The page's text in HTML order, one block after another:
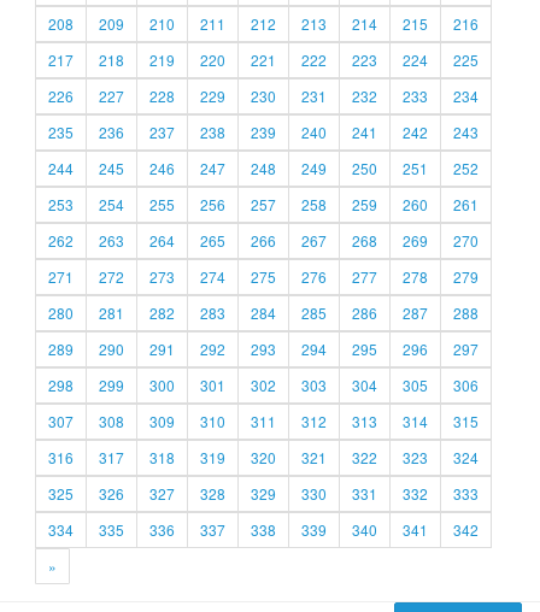
208
209 210 211 212 213 214 215
216
217
218 219 220 221 222 223 224
225
226
227 228 229 230 231 232 233
234
235
236 237 238 239 240 241 242
243
244
245 246 247 248 249 250 251
252
253
254 255 256 257 258 259 260
261
262
263 264 265 266 267 268 269
270
271
272 273 274 275 276 277 278
279
280
281 282 283 284 285 286 287
288
289
290 291 292 293 294 295 296
297
298
299 300 301 302 303 304 305
306
307
308 309 310 311 312 313 314
315
316
317 318 319 320 321 322 323
324
325
326 327 328 329 330 331 332
333
334
335 336 337 338 339 340 341
342
»